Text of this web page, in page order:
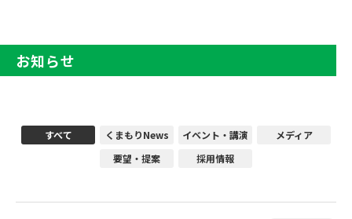
お知らせ
すべて くまもりNews イベント・講演
メディア
要望・提案
採用情報